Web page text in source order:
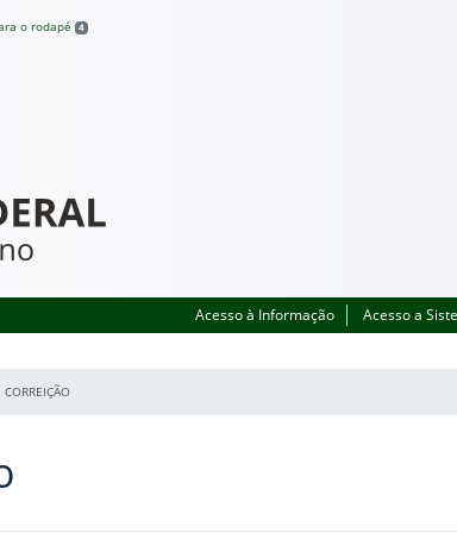
o rodapé 4
Acesso à Informação Acesso a
CORREIÇÃO